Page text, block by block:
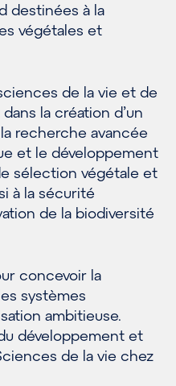
destinées à la
végétales et
de la vie et de
la création d’un
recherche avancée
et le développement
sélection végétale et
à la sécurité
de la biodiversité
concevoir la
systèmes
ambitieuse.
développement et
de la vie chez